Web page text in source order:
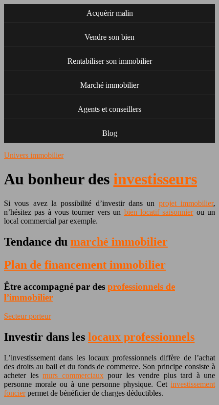
Acquérir malin
Vendre son bien
Rentabiliser son immobilier
Marché immobilier
Agents et conseillers
Blog
Univers immobilier
Au bonheur des investisseurs
Si vous avez la possibilité d’investir dans un projet immobilier,
n’hésitez pas à vous tourner vers un bien locatif saisonnierou un
local commercial par exemple.
Tendance du marché immobilier
Plan de financement immobilier
Être accompagné par des professionnels de
l’immobilier
Secteur porteur
Investir dans les locaux professionnels
L’investissement dans les locaux professionnels diffère de l’achat
des droits au bail et du fonds de commerce. Son principe consiste à
acheter les murs commerciauxpour les vendre plus tard à une
personne morale ou à une personne physique. Cet investissement
foncierpermet de bénéficier de charges déductibles.